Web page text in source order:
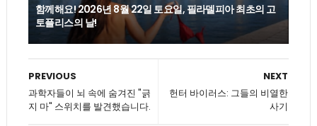
함께해요! 2026년 8월 22일 토요일, 필라델피아 최초의 고
토플리스의 날!
NEXT
헌터 바이러스: 그들의 비열한
사기
PREVIOUS
과학자들이 뇌 속에 숨겨진 "긁
지 마" 스위치를 발견했습니다.